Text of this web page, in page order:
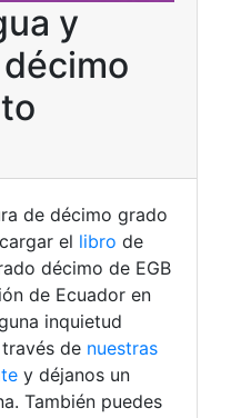
y
de décimo grado
el libro de
décimo de EGB
de Ecuador en
inquietud
de nuestras
y déjanos un
También puedes